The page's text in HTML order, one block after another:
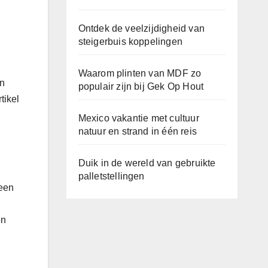
Ontdek de veelzijdigheid van
steigerbuis koppelingen
Waarom plinten van MDF zo
populair zijn bij Gek Op Hout
Mexico vakantie met cultuur
natuur en strand in één reis
Duik in de wereld van gebruikte
palletstellingen